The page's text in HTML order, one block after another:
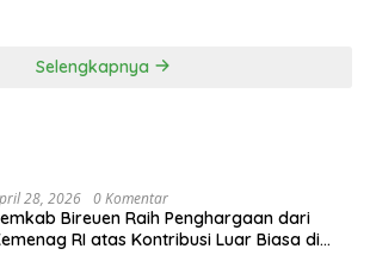
Selengkapnya
28, 2026 0 Komentar
Bireuen Raih Penghargaan dari
RI atas Kontribusi Luar Biasa di